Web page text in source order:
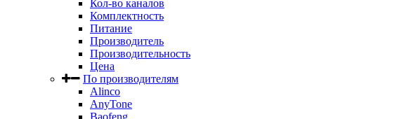
Кол-во каналов
Комплектность
Питание
Производитель
Производительность
Цена
По производителям
Alinco
AnyTone
Baofeng